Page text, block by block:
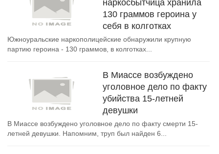
наркосбытчица хранила
130 граммов героина у
себя в колготках
Южноуральские наркополицейские обнаружили крупную
партию героина - 130 граммов, в колготках...
В Миассе возбуждено
уголовное дело по факту
убийства 15-летней
девушки
В Миассе возбуждено уголовное дело по факту смерти 15-
летней девушки. Напомним, труп был найден 6...